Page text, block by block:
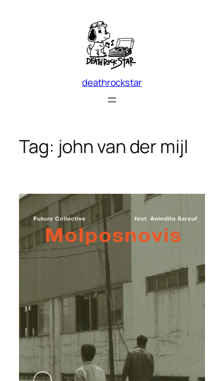
deathrockstar
Tag: john van der mijl